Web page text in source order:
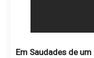
Em Saudades de